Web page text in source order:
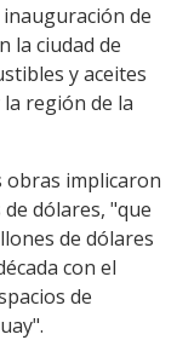
de
la ciudad de
y aceites
región de la
obras implicaron
dólares, "que
de dólares
con el
de